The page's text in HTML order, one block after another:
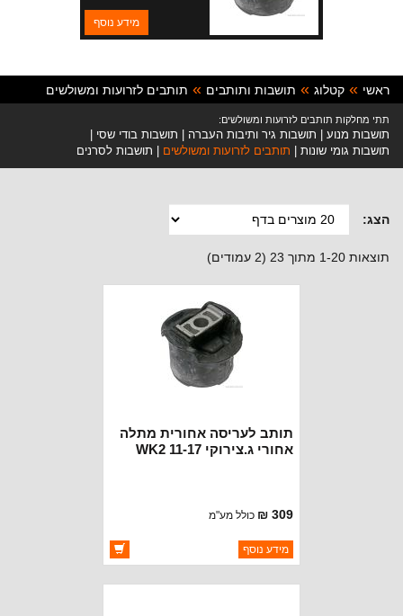
מידע נוסף
ראשי קטלוג תושבות ותותבים תותבים לזרועות ומשולשים
תתי מחלקות תותבים לזרועות ומשולשים:
תושבות מנוע תושבות גיר ותיבות העברה
תושבות בודי שסי
תושבות גומי שונות
תותבים לזרועות ומשולשים תושבות לסרנים
הצג:
תוצאות 1-20 מתוך 23 (2 עמודים)
תותב לעריסה אחורית מתלה
אחורי ג.צירוקי WK2 11-17
309 ₪ כולל מע"מ
ברקוד: 5180731AC
יצרן:CROWN AUTOMOTIVE
מידע נוסף